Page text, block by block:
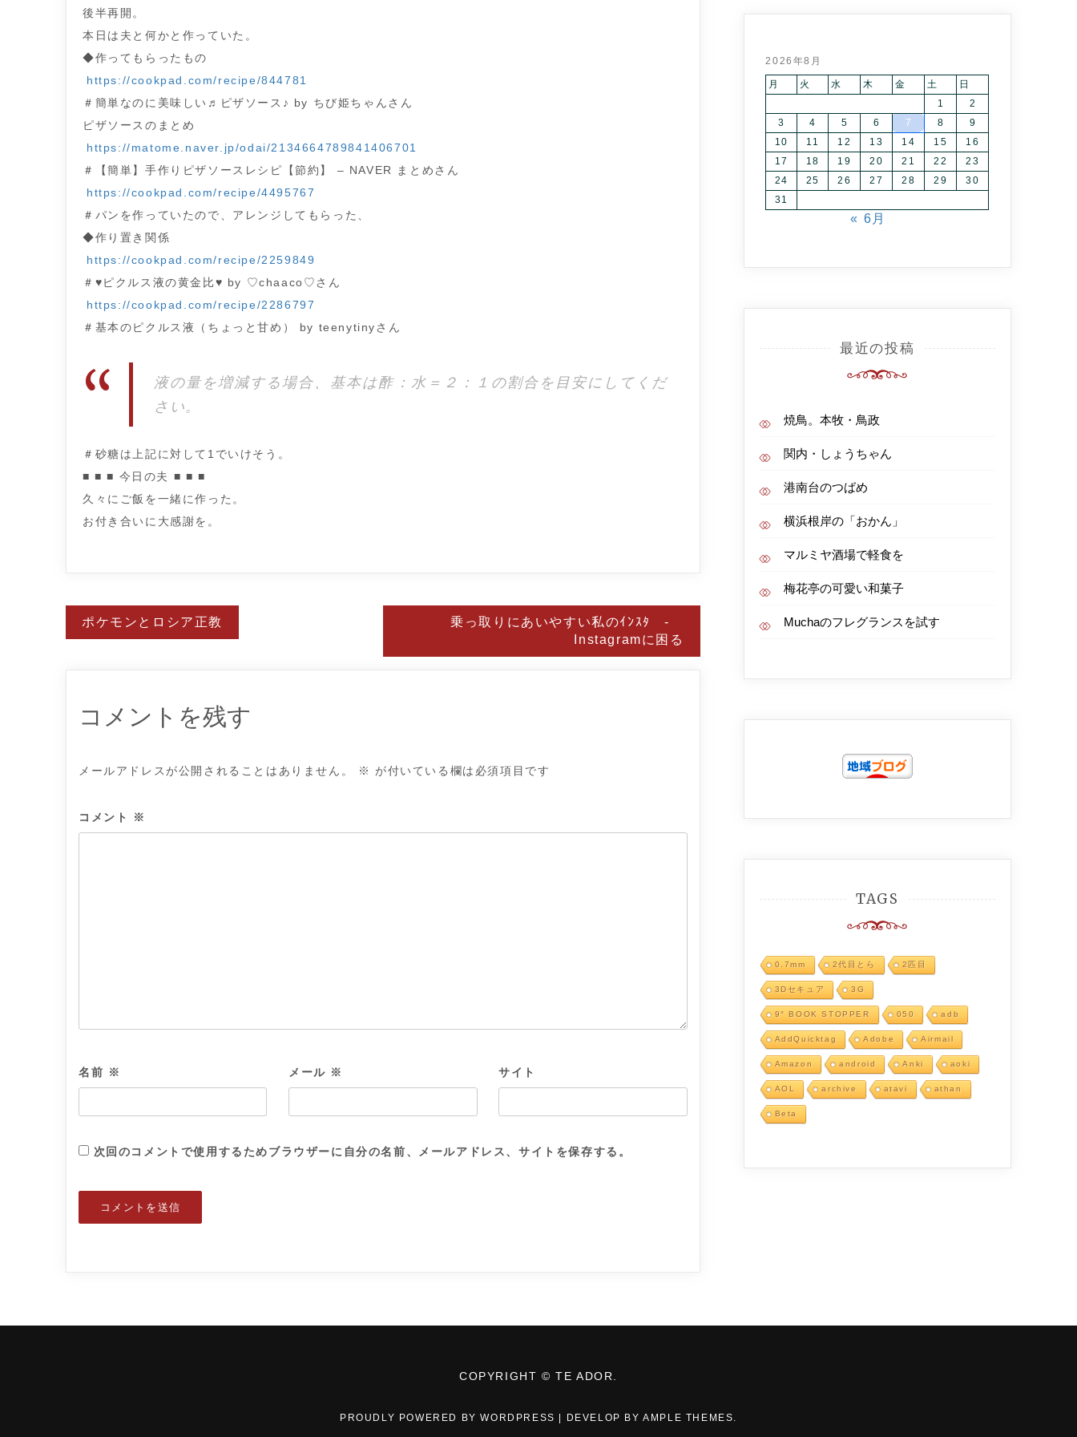
後半再開。
本日は夫と何かと作っていた。
◆作ってもらったもの
https://cookpad.com/recipe/844781
＃簡単なのに美味しい♬ピザソース♪ by ちび姫ちゃんさん
ピザソースのまとめ
https://matome.naver.jp/odai/2134664789841406701
＃【簡単】手作りピザソースレシピ【節約】 – NAVER まとめさん
https://cookpad.com/recipe/4495767
＃パンを作っていたので、アレンジしてもらった、
◆作り置き関係
https://cookpad.com/recipe/2259849
＃♥ピクルス液の黄金比♥ by ♡chaaco♡さん
https://cookpad.com/recipe/2286797
＃基本のピクルス液（ちょっと甘め） by teenytinyさん
液の量を増減する場合、基本は酢：水＝２：１の割合を目安にしてくだ
さい。
＃砂糖は上記に対して1でいけそう。
■ ■ ■ 今日の夫 ■ ■ ■
久々にご飯を一緒に作った。
お付き合いに大感謝を。
投
稿
ョ
ン
ポケモンとロシア正教
乗っ取りにあいやすい私のｲﾝｽﾀ -
Instagramに困る
コメントを残す
メールアドレスが公開されることはありません。 ※ が付いている欄は必須項目です
コメント ※
名前 ※ メール ※ サイト
次回のコメントで使用するためブラウザーに自分の名前、メールアドレス、サイトを保存する。
2026年8月
月 火 水 木 金 土
日
1
2
3
4 5 6 7 8
9
10
11 12 13 14 15
16
17
18 19 20 21 22
23
24
25 26 27 28 29
30
31
« 6月
最近の投稿
焼鳥。本牧・鳥政
関内・しょうちゃん
港南台のつばめ
横浜根岸の「おかん」
マルミヤ酒場で軽食を
梅花亭の可愛い和菓子
Muchaのフレグランスを試す
TAGS
0.7mm 2代目とら 2匹目
3Dセキュア 3G
9° BOOK STOPPER 050 adb
AddQuicktag Adobe Airmail
Amazon android Anki aoki
AOL archive atavi athan
Beta
COPYRIGHT © TE ADOR.
PROUDLY POWERED BY WORDPRESS | DEVELOP BYAMPLE THEMES